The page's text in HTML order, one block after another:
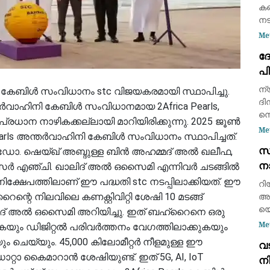
സംവിധാനം stc വിജയകരമായി സ്ഥാപിച്ചു.
കേബിൾ സംവിധാനമായ 2Africa Pearls,
നാഴികക്കല്ലായി മാറിയിരിക്കുന്നു. 2025 ജൂൺ
അന്തർവാഹിനി കേബിൾ സംവിധാനം സ്ഥാപിച്ചത്.
ഡോ. ഷെയ്ഖ് അബ്ദുള്ള ബിൻ അഹമ്മദ് അൽ ഖലീഫ,
എഞ്ചി. ഖാലിദ് അൽ ഒസൈമി എന്നിവർ ചടങ്ങിൽ
ഈ പദ്ധതി stc നടപ്പിലാക്കിയത്. ഈ
നിലവിലെ കണക്റ്റിവിറ്റി ശേഷി 10 മടങ്ങ്
അൽ ഒസൈമി അറിയിച്ചു. ഇത് ബഹ്‌റൈനെ ഒരു
ഡിജിറ്റൽ പരിവർത്തനം വേഗത്തിലാക്കുകയും
45,000 കിലോമീറ്റർ നീളമുള്ള ഈ
കൈമാറാൻ ശേഷിയുണ്ട്. ഇത് 5G, AI, IoT